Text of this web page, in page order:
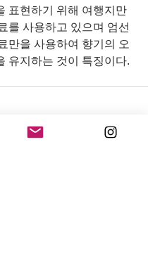
표현하기 위해 여행지만
를 사용하고 있으며 엄선
만을 사용하여 향기의 오
유지하는 것이 특징이다.